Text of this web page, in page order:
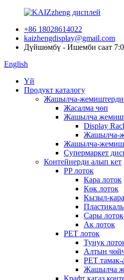
+86 18028614022
kaizhengdisplay@gmail.com
Дүйшөмбү - Ишемби саат
English
Үй
Продукт каталогу
Жашылча-
Жасалма чөп
Жашылча
Display
Жашылча-
Жашылча-
Супермаркет
Контейнерди алып кет
PP лоток
Кара лоток
Көк лоток
Кызыл-
Сары лоток
Ак лоток
PET лоток
Тунук
Алтын
PET
Жашылча
Крафт кагаз